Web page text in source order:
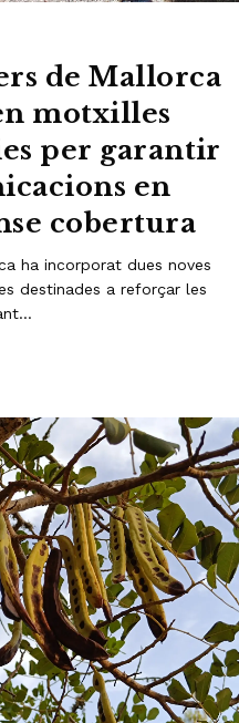
de Mallorca
motxilles
per garantir
en
cobertura
ha incorporat dues noves
destinades a reforçar les